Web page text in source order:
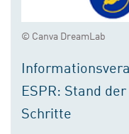
© Canva DreamLab
ESPR: Stand
Schritte